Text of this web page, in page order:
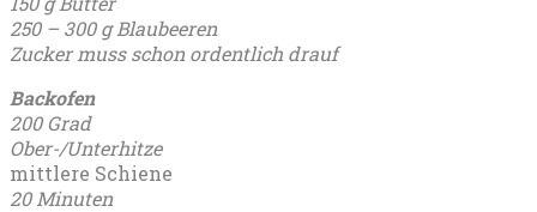
250 – 300 g Blaubeeren
Zucker muss schon ordentlich drauf
Backofen
200 Grad
Ober-/Unterhitze
mittlere Schiene
20 Minuten